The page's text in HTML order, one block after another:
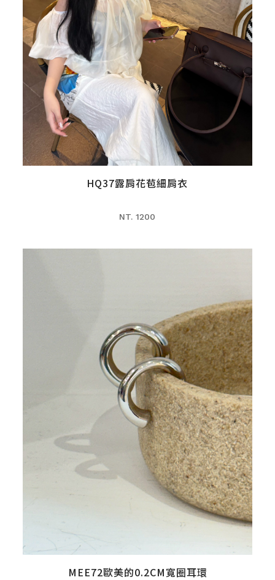
HQ37露肩花苞細肩衣
NT. 1200
MEE72歐美的0.2CM寬圈耳環